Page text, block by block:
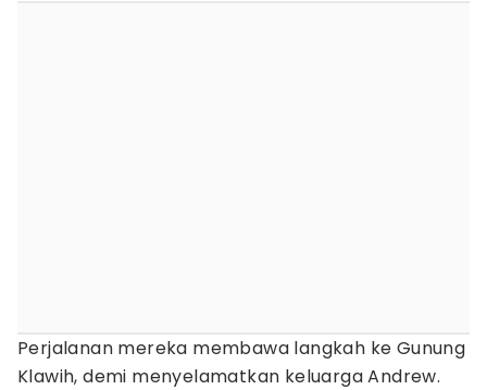
Perjalanan mereka membawa langkah ke Gunung
Klawih, demi menyelamatkan keluarga Andrew.